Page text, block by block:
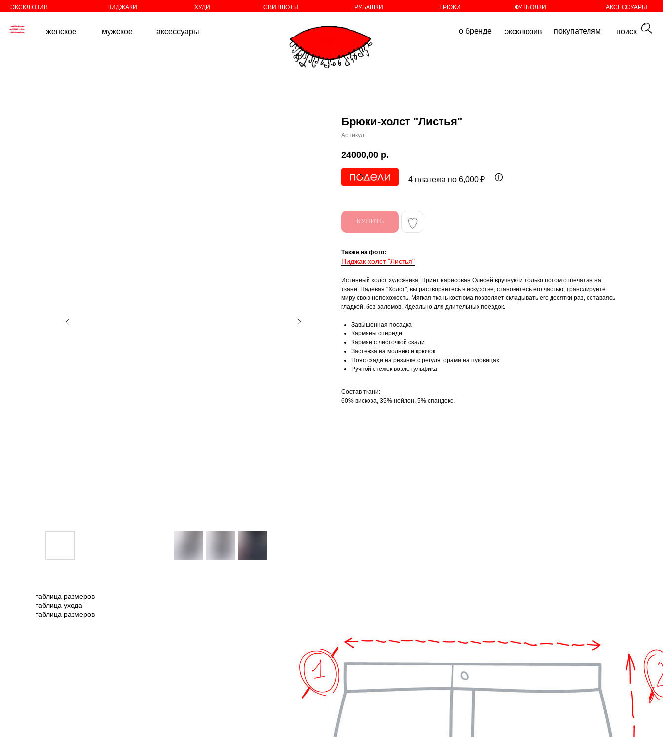
женское мужское аксессуары поиск
эксклюзив
ЭКСКЛЮЗИВ ПИДЖАКИ ХУДИ СВИТШОТЫ РУБАШКИ БРЮКИ ФУТБОЛКИ АКСЕССУАРЫ
Брюки-холст "Листья"
Артикул:
24000,00 р.
4 платежа по 6,000 ₽
КУПИТЬ
Также на фото:
Пиджак-холст "Листья"
Истинный холст художника. Принт нарисован Олесей вручную и только потом отпечатан на
ткани. Надевая "Холст", вы растворяетесь в искусстве, становитесь его частью, транслируете
миру свою непохожесть. Мягкая ткань костюма позволяет складывать его десятки раз, оставаясь
гладкой, без заломов. Идеально для длительных поездок.
Завышенная посадка
Карманы спереди
Карман с листочкой сзади
Застёжка на молнию и крючок
Пояс сзади на резинке с регуляторами на пуговицах
Ручной стежок возле гульфика
Состав ткани:
60% вискоза, 35% нейлон, 5% спандекс.
таблица размеров
таблица ухода
таблица размеров